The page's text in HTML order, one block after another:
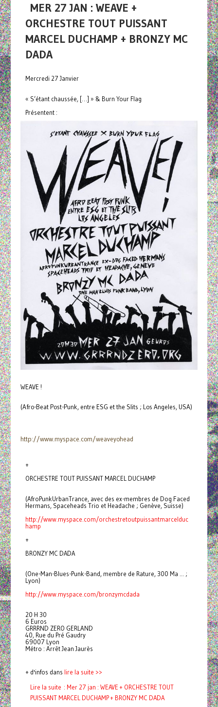
MER 27 JAN : WEAVE +
ORCHESTRE TOUT PUISSANT
MARCEL DUCHAMP + BRONZY MC
DADA
Mercredi 27 Janvier
« S’étant chaussée, […] » & Burn Your Flag
Présentent :
WEAVE !
(Afro-Beat Post-Punk, entre ESG et the Slits ; Los Angeles, USA)
http://www.myspace.com/weaveyohead
+
ORCHESTRE TOUT PUISSANT MARCEL DUCHAMP
(AfroPunkUrbanTrance, avec des ex-membres de Dog Faced
Hermans, Spaceheads Trio et Headache ; Genève, Suisse)
http://www.myspace.com/orchestretoutpuissantmarcelduc
hamp
+
BRONZY MC DADA
(One-Man-Blues-Punk-Band, membre de Rature, 300 Ma ... ;
Lyon)
http://www.myspace.com/bronzymcdada
20 H 30
6 Euros
GRRRND ZERO GERLAND
40, Rue du Pré Gaudry
69007 Lyon
Métro : Arrêt Jean Jaurès
+ d'infos dans lire la suite >>
Lire la suite : Mer 27 jan : WEAVE + ORCHESTRE TOUT
PUISSANT MARCEL DUCHAMP + BRONZY MC DADA